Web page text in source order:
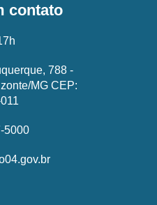
contato
788 -
MG CEP:
5000